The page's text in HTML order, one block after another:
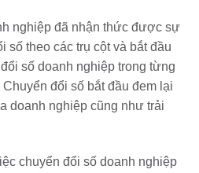
nghiệp đã nhận thức được sự
số theo các trụ cột và bắt đầu
số doanh nghiệp trong từng
đổi số bắt đầu đem lại
doanh nghiệp cũng như trải
chuyển đổi số doanh nghiệp